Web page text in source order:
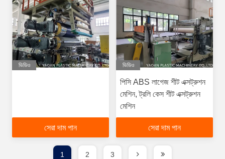
ভিডিও
সেরা দাম পান
ভিডিও
পিসি ABS লাগেজ শীট এক্সট্রুশন
মেশিন, ট্রলি কেস শীট এক্সট্রুশন
মেশিন
সেরা দাম পান
1 2 3